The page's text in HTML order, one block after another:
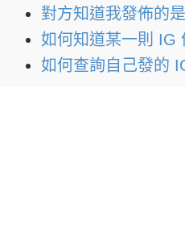
對方知道我發佈的
如何知道某一則 IG
如何查詢自己發的